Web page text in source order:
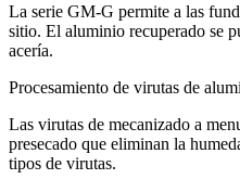
La serie GM-G permite a las
sitio. El aluminio recuperado se
acería.
Procesamiento de virutas de
Las virutas de mecanizado a
presecado que eliminan la
tipos de virutas.